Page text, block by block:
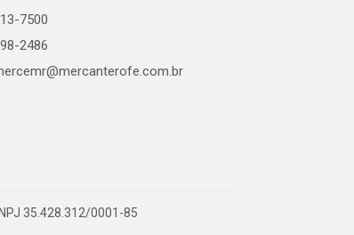
7500
2486
35.428.312/0001-85